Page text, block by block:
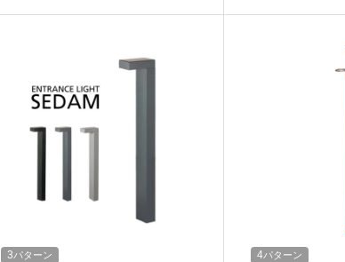
3パターン 4パターン